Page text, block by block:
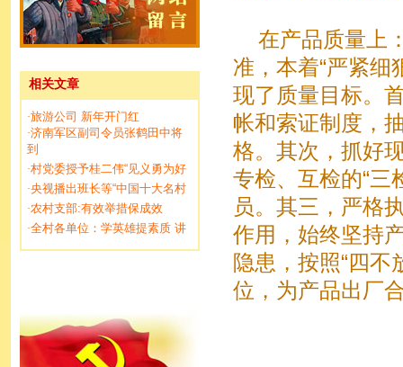
相关文章
·旅游公司 新年开门红
·济南军区副司令员张鹤田中将
到
·村党委授予桂二伟“见义勇为好
·央视播出班长等“中国十大名村
·农村支部:有效举措保成效
·全村各单位：学英雄提素质 讲
在产品质量上
准，本着“严紧细
现了质量目标。
帐和索证制度，
格。其次，抓好
专检、互检的“三
员。其三，严格
作用，始终坚持
隐患，按照“四
位，为产品出厂